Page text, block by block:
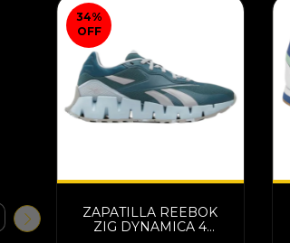
34%
OFF
ZAPATILLA REEBOK
ZIG DYNAMICA 4